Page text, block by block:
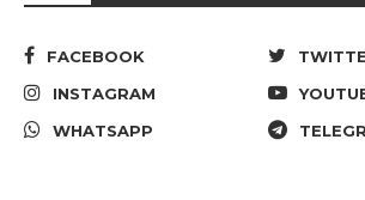
FACEBOOK
INSTAGRAM
WHATSAPP